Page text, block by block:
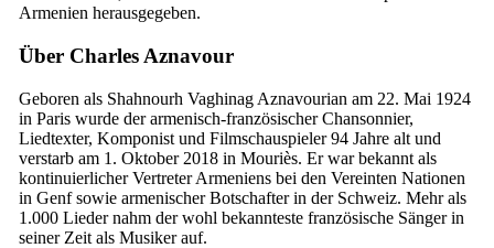
Armenien herausgegeben.
Über Charles Aznavour
Geboren als Shahnourh Vaghinag Aznavourian am 22. Mai 1924
in Paris wurde der armenisch-französischer Chansonnier,
Liedtexter, Komponist und Filmschauspieler 94 Jahre alt und
verstarb am 1. Oktober 2018 in Mouriès. Er war bekannt als
kontinuierlicher Vertreter Armeniens bei den Vereinten Nationen
in Genf sowie armenischer Botschafter in der Schweiz. Mehr als
1.000 Lieder nahm der wohl bekannteste französische Sänger in
seiner Zeit als Musiker auf.